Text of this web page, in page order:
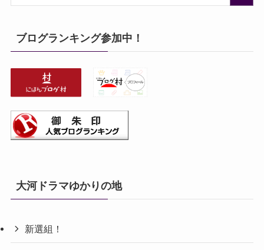
ブログランキング参加中！
大河ドラマゆかりの地
新選組！